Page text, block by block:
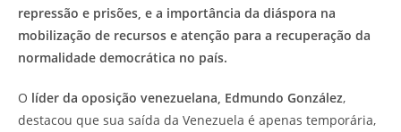
repressão e prisões, e a importância da diáspora na
mobilização de recursos e atenção para a recuperação da
normalidade democrática no país.
O líder da oposição venezuelana, Edmundo González,
destacou que sua saída da Venezuela é apenas temporária,